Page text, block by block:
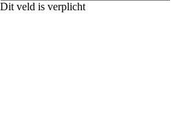
Dit veld is verplicht